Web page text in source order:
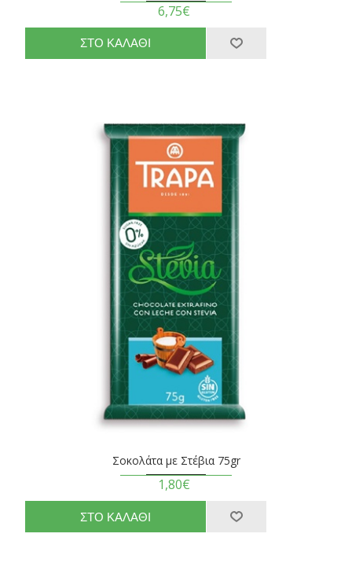
6,75€
Σοκολάτα με Στέβια 75gr
1,80€